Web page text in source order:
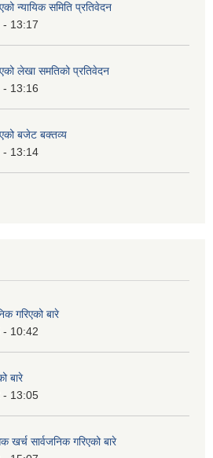
न्यायिक समिति प्रतिवेदन
- 13:17
लेखा समतिको प्रतिवेदन
- 13:16
बजेट बक्तव्य
- 13:14
गरिएको बारे
- 10:42
बारे
- 13:05
खर्च सार्वजनिक गरिएको बारे